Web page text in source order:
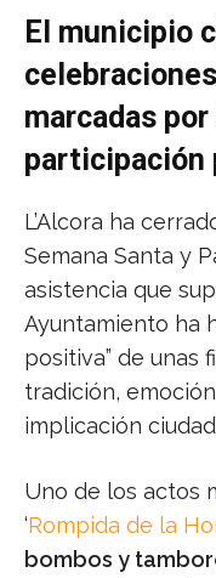
El municipio
marcadas
participación
L’Alcora ha
Semana Santa y
asistencia que
Ayuntamiento ha
positiva” de unas
tradición,
implicación
Uno de los actos
‘Rompida de la
bombos y